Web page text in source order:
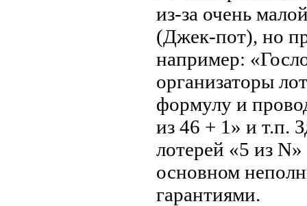
из-за очень
(Джек-пот), но
например:
организаторы
формулу и
из 46 + 1» и т.п.
лотерей «5 из
основном
гарантиями.